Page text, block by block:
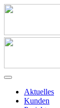
Aktuelles
Kunden